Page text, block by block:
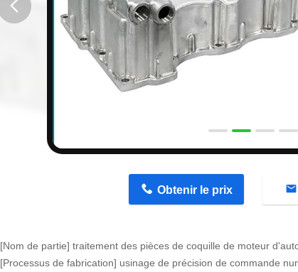
Obtenir le prix
[Nom de partie] traitement des pièces de coquille de moteur
[Processus de fabrication] usinage de précision de commande